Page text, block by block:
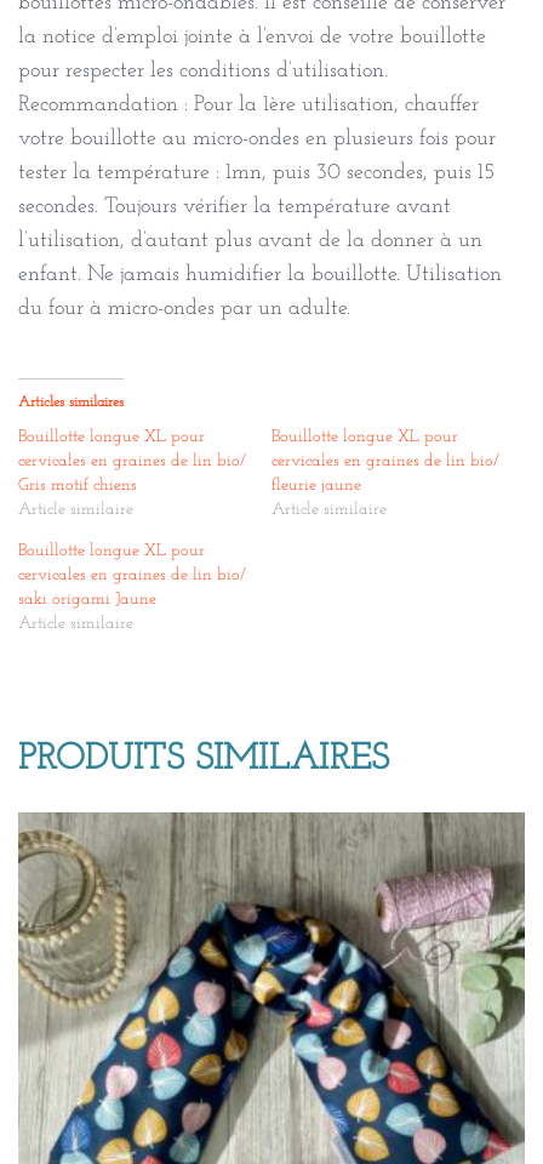
la notice d’emploi jointe à l’envoi de votre bouillotte
pour respecter les conditions d’utilisation.
Recommandation : Pour la 1ère utilisation, chauffer
votre bouillotte au micro-ondes en plusieurs fois pour
tester la température : 1mn, puis 30 secondes, puis 15
secondes. Toujours vérifier la température avant
l’utilisation, d’autant plus avant de la donner à un
enfant. Ne jamais humidifier la bouillotte. Utilisation
du four à micro-ondes par un adulte.
Articles similaires
Bouillotte longue XL pour
cervicales en graines de lin bio/
Gris motif chiens
Article similaire
Bouillotte longue XL pour
cervicales en graines de lin bio/
fleurie jaune
Article similaire
Bouillotte longue XL pour
cervicales en graines de lin bio/
saki origami Jaune
Article similaire
PRODUITS SIMILAIRES